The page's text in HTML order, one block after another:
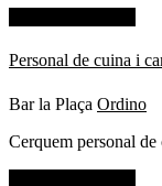
Personal de cuina i
Bar la Plaça Ordino
Cerquem personal